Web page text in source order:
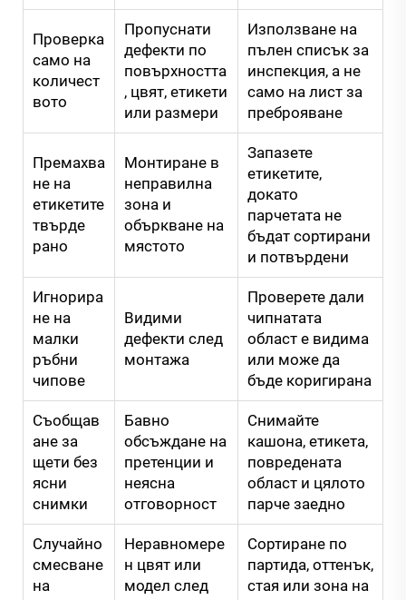
Проверка
само на
количест
вото
Пропуснати
дефекти по
повърхността
, цвят, етикети
или размери
Използване на
пълен списък за
инспекция, а не
само на лист за
преброяване
Премахва
не на
етикетите
твърде
рано
Монтиране в
неправилна
зона и
объркване на
мястото
Запазете
етикетите,
докато
парчетата не
бъдат сортирани
и потвърдени
Игнорира
не на
малки
ръбни
чипове
Видими
дефекти след
монтажа
Проверете дали
чипнатата
област е видима
или може да
бъде коригирана
Съобщав
ане за
щети без
ясни
снимки
Бавно
обсъждане на
претенции и
неясна
отговорност
Снимайте
кашона, етикета,
повредената
област и цялото
парче заедно
Случайно
смесване
на
Неравномере
н цвят или
модел след
Сортиране по
партида, оттенък,
стая или зона на